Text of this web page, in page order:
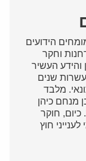
הידועים
וחקר
והידע העשיר
שנים
מלבד
מנחם כיהן
חוקר
חוץ